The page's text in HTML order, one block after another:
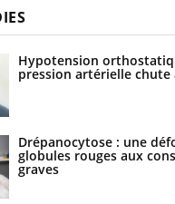
Hypotension
pression artérielle chute
Drépanocytose : une
globules rouges aux
graves